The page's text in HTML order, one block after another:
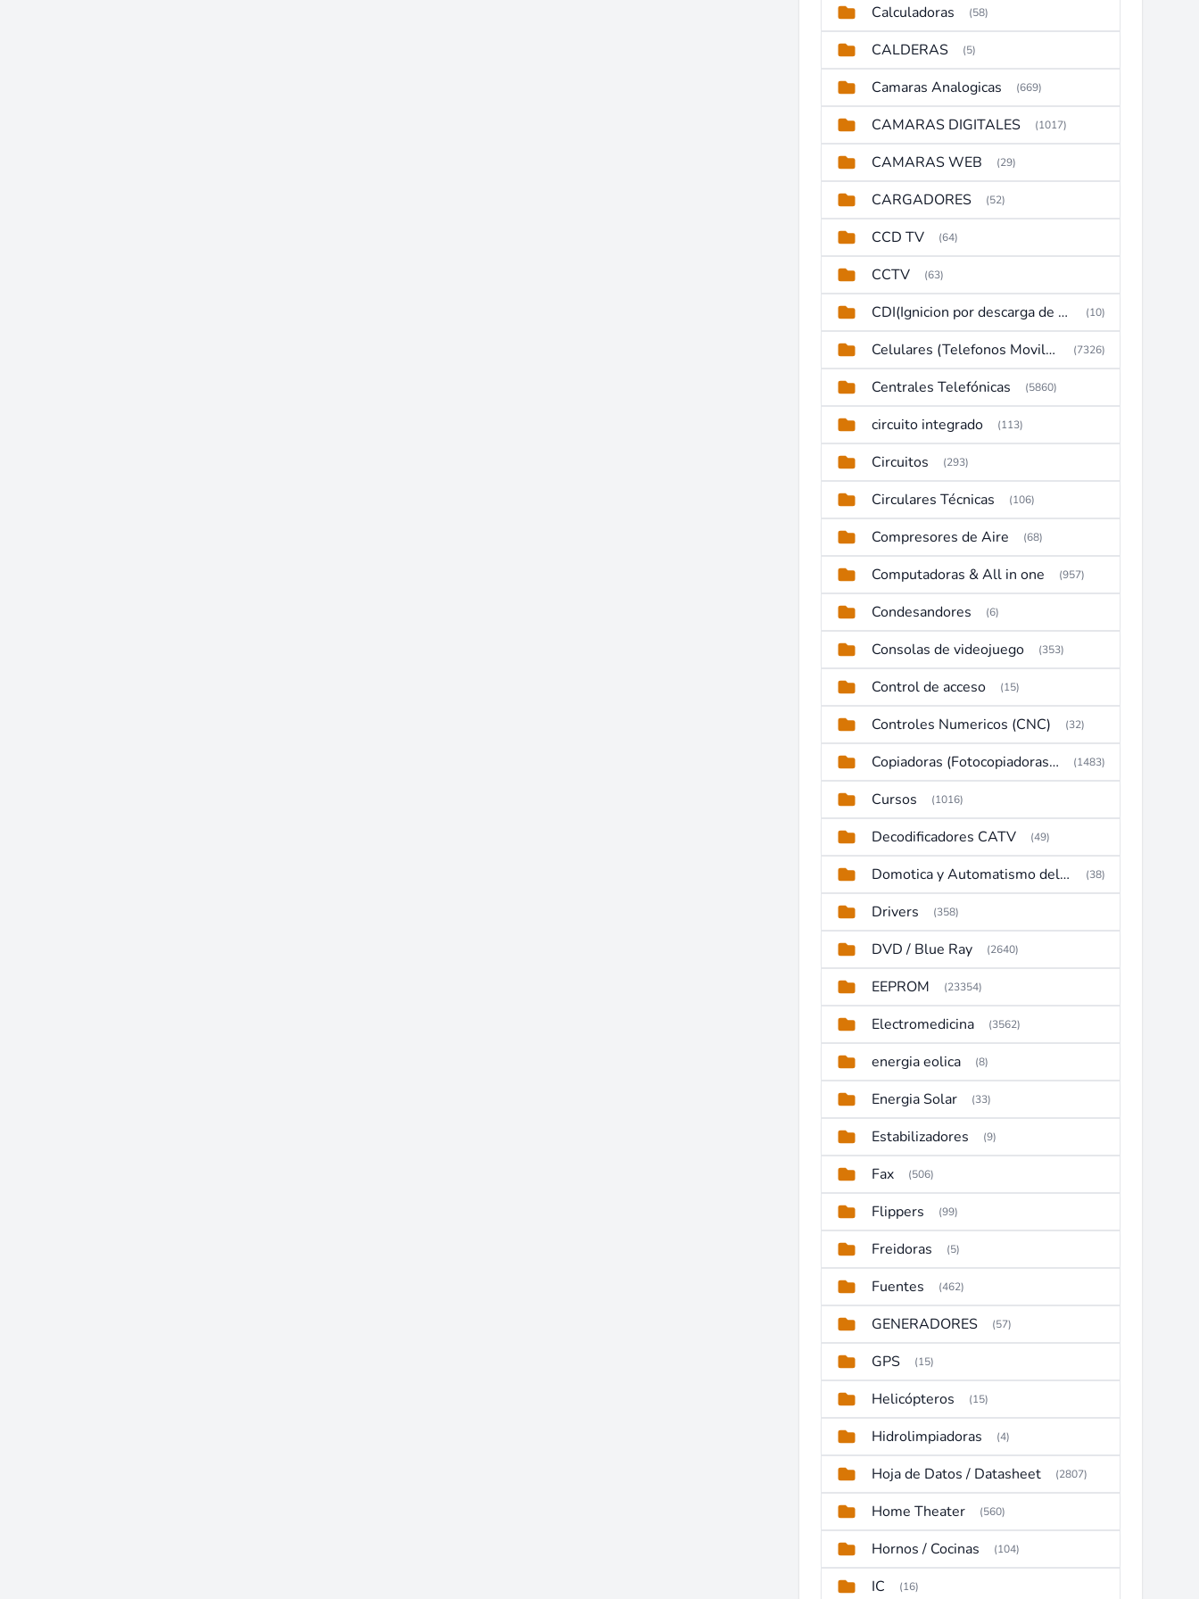
Calculadoras (58)
CALDERAS (5)
Camaras Analogicas (669)
CAMARAS DIGITALES (1017)
CAMARAS WEB (29)
CARGADORES (52)
CCD TV (64)
CCTV (63)
CDI(Ignicion por descarga de capacitor) (10)
Celulares (Telefonos Moviles) (7326)
Centrales Telefónicas (5860)
circuito integrado (113)
Circuitos (293)
Circulares Técnicas (106)
Compresores de Aire (68)
Computadoras & All in one (957)
Condesandores (6)
Consolas de videojuego (353)
Control de acceso (15)
Controles Numericos (CNC) (32)
Copiadoras (Fotocopiadoras, Multifunctions, Ploter, etc) (1483)
Cursos (1016)
Decodificadores CATV (49)
Domotica y Automatismo del hogar (38)
Drivers (358)
DVD / Blue Ray (2640)
EEPROM (23354)
Electromedicina (3562)
energia eolica (8)
Energia Solar (33)
Estabilizadores (9)
Fax (506)
Flippers (99)
Freidoras (5)
Fuentes (462)
GENERADORES (57)
GPS (15)
Helicópteros (15)
Hidrolimpiadoras (4)
Hoja de Datos / Datasheet (2807)
Home Theater (560)
Hornos / Cocinas (104)
IC (16)